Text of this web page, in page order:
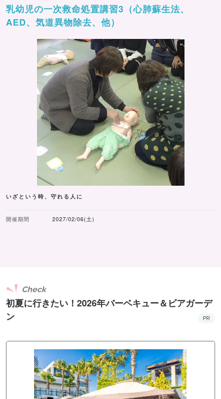
乳幼児の一次救命処置講習3（心肺蘇生法、
AED、気道異物除去、他）
いざという時、守れる人に
開催期間 2027/02/06(土)
初夏に行きたい！2026年バーベキュー＆ビアガーデ
ン
Check
PR